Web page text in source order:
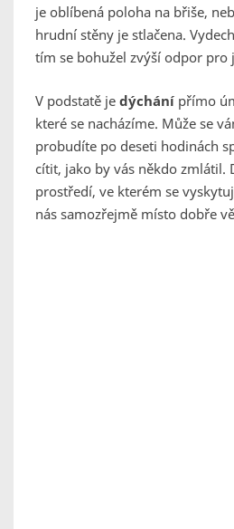
je oblíbená poloha na břiše,
hrudní stěny je stlačena.
tím se bohužel zvýší odpor pro
V podstatě je dýchání přímo
které se nacházíme. Může se
probudíte po deseti hodinách
cítit, jako by vás někdo zmlátil.
prostředí, ve kterém se
nás samozřejmě místo dobře